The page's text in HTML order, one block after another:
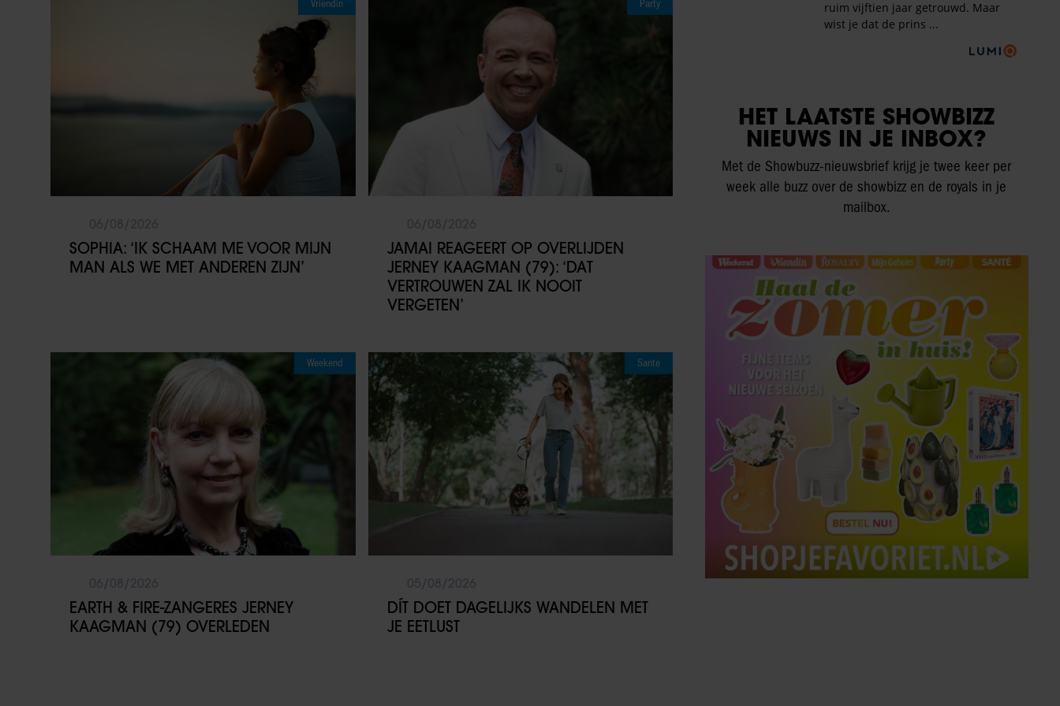
Vriendin
SOPHIA: ‘IK SCHAAM ME VOOR MIJN
MAN ALS WE MET ANDEREN ZIJN’
Party
JAMAI REAGEERT OP OVERLIJDEN
JERNEY KAAGMAN (79): ‘DAT
VERTROUWEN ZAL IK NOOIT
VERGETEN’
Weekend
EARTH & FIRE-ZANGERES JERNEY
KAAGMAN (79) OVERLEDEN
Sante
DÍT DOET DAGELIJKS WANDELEN MET
JE EETLUST
HET LAATSTE SHOWBIZZ
NIEUWS IN JE INBOX?
Met de Showbuzz-nieuwsbrief krijg je twee keer per
week alle buzz over de showbizz en de royals in je
mailbox.